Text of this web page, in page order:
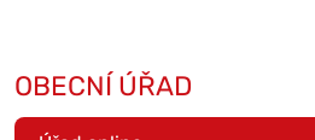
OBECNÍ ÚŘAD